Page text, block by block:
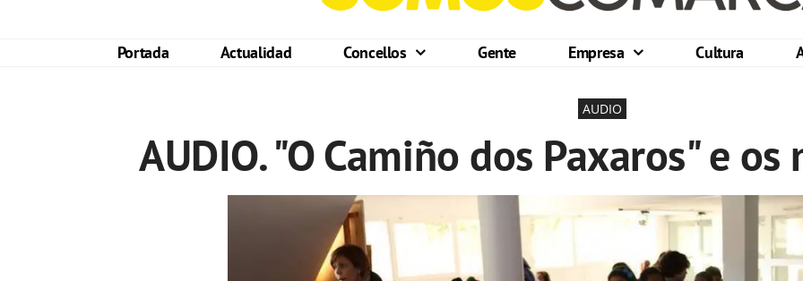
Portada Actualidad Concellos Gente Empresa Cultura
AUDIO
AUDIO. "O Camiño dos Paxaros" e